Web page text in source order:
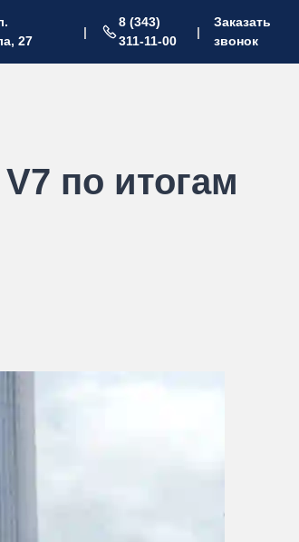
27
|
8 (343)
311-11-00
|
Заказать
звонок
по итогам